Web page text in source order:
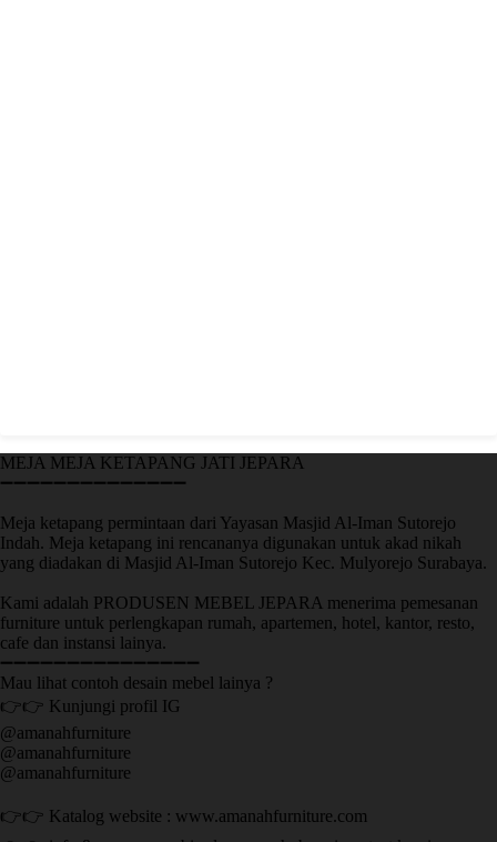
MEJA MEJA KETAPANG JATI JEPARA
➖➖➖➖➖➖➖➖➖➖➖➖➖➖
Meja ketapang permintaan dari Yayasan Masjid Al-Iman Sutorejo
Indah. Meja ketapang ini rencananya digunakan untuk akad nikah
yang diadakan di Masjid Al-Iman Sutorejo Kec. Mulyorejo Surabaya.
Kami adalah PRODUSEN MEBEL JEPARA menerima pemesanan
furniture untuk perlengkapan rumah, apartemen, hotel, kantor, resto,
cafe dan instansi lainya.
➖➖➖➖➖➖➖➖➖➖➖➖➖➖➖
Mau lihat contoh desain mebel lainya ?
👉👉 Kunjungi profil IG
@amanahfurniture
@amanahfurniture
@amanahfurniture
👉👉 Katalog website : www.amanahfurniture.com